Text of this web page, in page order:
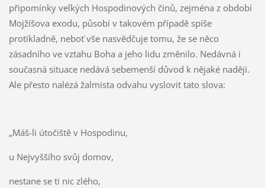
připomínky velkých Hospodinových činů, zejména z období
Mojžíšova exodu, působí v takovém případě spíše
protikladně, neboť vše nasvědčuje tomu, že se něco
zásadního ve vztahu Boha a jeho lidu změnilo. Nedávná i
současná situace nedává sebemenší důvod k nějaké naději.
Ale přesto nalézá žalmista odvahu vyslovit tato slova:
„Máš-li útočiště v Hospodinu,
u Nejvyššího svůj domov,
nestane se ti nic zlého,